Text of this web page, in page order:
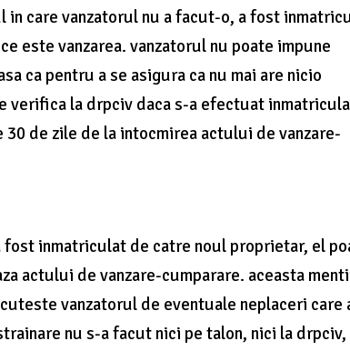
care vanzatorul nu a facut-o, a fost
este vanzarea. vanzatorul nu poate impune
ca pentru a se asigura ca nu mai are nicio
verifica la drpciv daca s-a efectuat
de zile de la intocmirea actului de vanzare-
fost inmatriculat de catre noul proprietar, el
actului de vanzare-cumparare. aceasta
vanzatorul de eventuale neplaceri care
nu s-a facut nici pe talon, nici la drpciv,